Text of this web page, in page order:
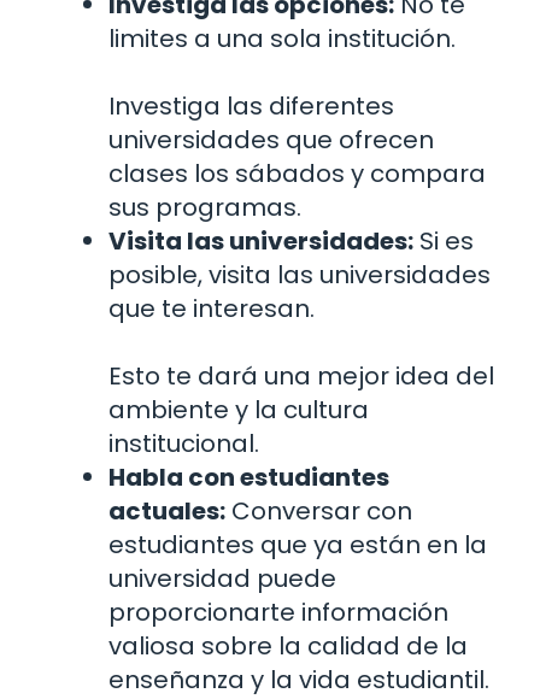
limites a una sola institución.
Investiga las diferentes
universidades que ofrecen
clases los sábados y compara
sus programas.
Visita las universidades: Si es
posible, visita las universidades
que te interesan.
Esto te dará una mejor idea del
ambiente y la cultura
institucional.
Habla con estudiantes
actuales: Conversar con
estudiantes que ya están en la
universidad puede
proporcionarte información
valiosa sobre la calidad de la
enseñanza y la vida estudiantil.